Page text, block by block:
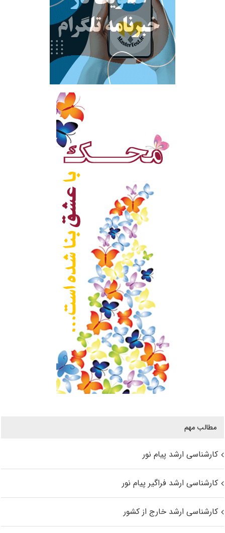
مطالب مهم
کارشناسی ارشد پیام نور
کارشناسی ارشد فراگیر پیام نور
کارشناسی ارشد خارج از کشور